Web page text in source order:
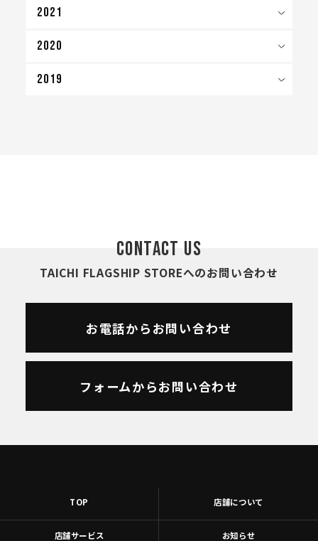
2021
2020
2019
CONTACT US
TAICHI FLAGSHIP STOREへのお問い合わせ
お電話からお問い合わせ
フォームからお問い合わせ
TOP 店舗について
店舗サービス お知らせ